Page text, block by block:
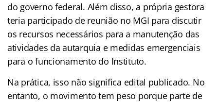
do governo federal. Além disso, a própria gestora
teria participado de reunião no MGI para discutir
os recursos necessários para a manutenção das
atividades da autarquia e medidas emergenciais
para o funcionamento do Instituto.
Na prática, isso não significa edital publicado. No
entanto, o movimento tem peso porque parte de